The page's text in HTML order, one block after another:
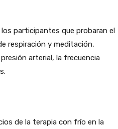
participantes que probaran el
respiración y meditación,
arterial, la frecuencia
de la terapia con frío en la